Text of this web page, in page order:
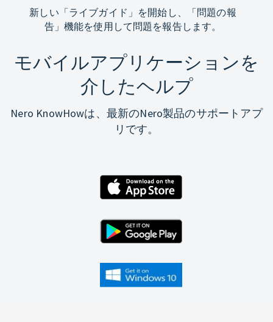
新しい「ライブガイド」を開始し、「問題の報
告」機能を使用して問題を報告します。
モバイルアプリケーションを
介したヘルプ
Nero KnowHowは、最新のNero製品のサポートアプ
リです。